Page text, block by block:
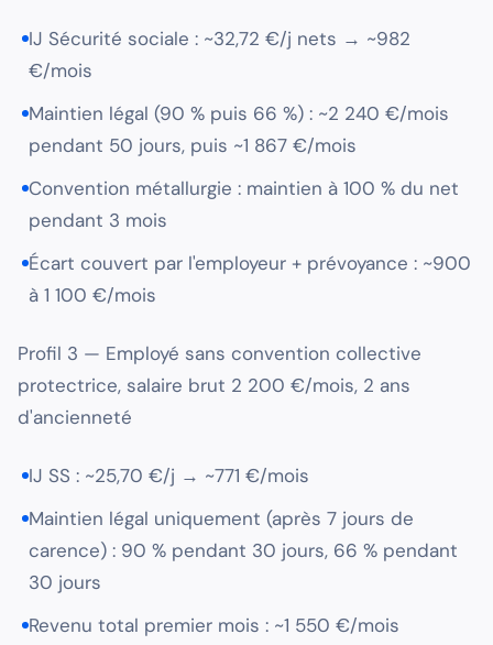
IJ Sécurité sociale : ~32,72 €/j nets → ~982
€/mois
Maintien légal (90 % puis 66 %) : ~2 240 €/mois
pendant 50 jours, puis ~1 867 €/mois
Convention métallurgie : maintien à 100 % du net
pendant 3 mois
Écart couvert par l'employeur + prévoyance : ~900
à 1 100 €/mois
Profil 3 — Employé sans convention collective
protectrice, salaire brut 2 200 €/mois, 2 ans
d'ancienneté
IJ SS : ~25,70 €/j → ~771 €/mois
Maintien légal uniquement (après 7 jours de
carence) : 90 % pendant 30 jours, 66 % pendant
30 jours
Revenu total premier mois : ~1 550 €/mois